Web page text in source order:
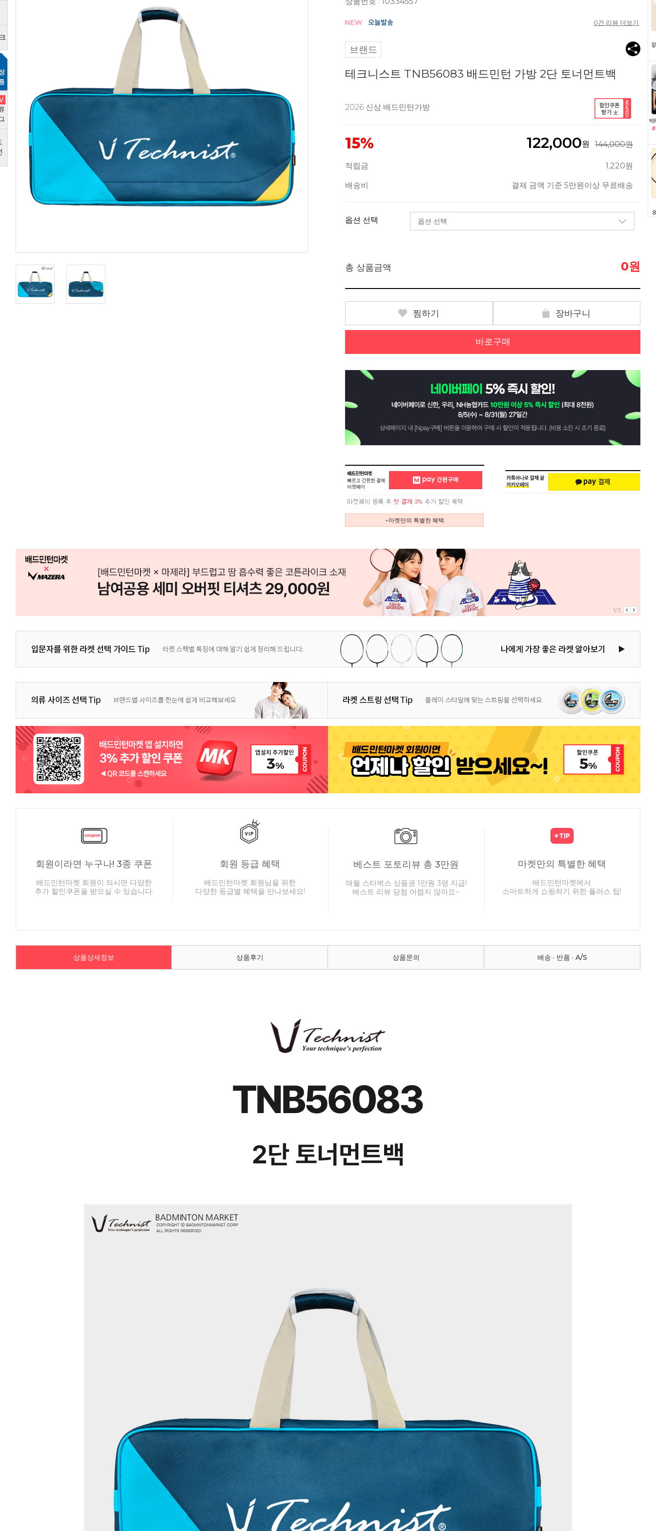
0건 리뷰 더보기
브랜드
테크니스트 TNB56083 배드민턴 가방 2단 토너먼트백
2026 신상 배드민턴가방
15% 122,000원 144,000원
적립금 1,220원
배송비 결제 금액 기준 5만원이상 무료배송
옵션 선택
총 상품금액 0원
찜하기 장바구니
바로구매
+마켓만의 특별한 혜택
1/3
회원이라면 누구나! 3종 쿠폰
배드민턴마켓 회원이 되시면 다양한
추가 할인쿠폰을 받으실 수 있습니다.
회원 등급 혜택
배드민턴마켓 회원님을 위한
다양한 등급별 혜택을 만나보세요!
베스트 포토리뷰 총 3만원
매월 스타벅스 상품권 1만원 3명 지급!
베스트 리뷰 당첨 어렵지 않아요~
마켓만의 특별한 혜택
배드민턴마켓에서
스마트하게 쇼핑하기 위한 플러스 팁!
상품상세정보 상품후기 상품문의 배송 · 반품 · A/S